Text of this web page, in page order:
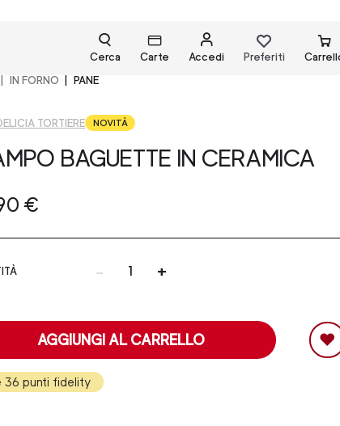
Cerca Carte Accedi Preferiti
IN FORNO PANE
TORTIERE NOVITÀ
BAGUETTE IN CERAMICA
€
- +
AGGIUNGI AL CARRELLO
36 punti fidelity